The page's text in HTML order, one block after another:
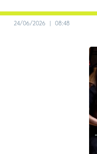
24/06/2026 | 08:48